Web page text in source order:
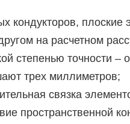
кондукторов, плоские
на расчетном
степенью точности –
трех миллиметров;
связка
пространственной